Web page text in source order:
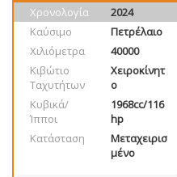
Χρονολογία
2024
Καύσιμο
Πετρέλαιο
Χιλιόμετρα
40000
Κιβώτιο
Ταχυτήτων
Χειροκίνητ
ο
Κυβικά/
Ίπποι
1968cc/116
hp
Κατάσταση
Μεταχειρισ
μένο